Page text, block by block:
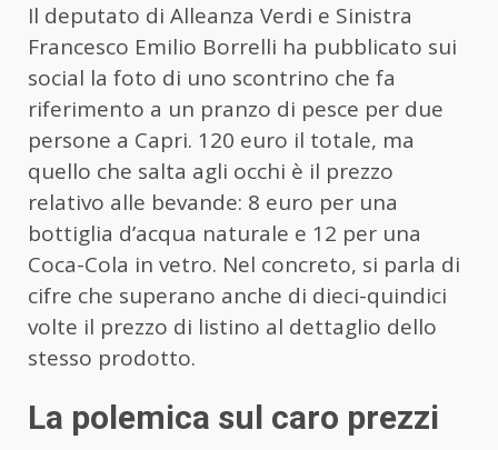
Il deputato di Alleanza Verdi e Sinistra
Francesco Emilio Borrelli ha pubblicato sui
social la foto di uno scontrino che fa
riferimento a un pranzo di pesce per due
persone a Capri. 120 euro il totale, ma
quello che salta agli occhi è il prezzo
relativo alle bevande: 8 euro per una
bottiglia d’acqua naturale e 12 per una
Coca-Cola in vetro. Nel concreto, si parla di
cifre che superano anche di dieci-quindici
volte il prezzo di listino al dettaglio dello
stesso prodotto.
La polemica sul caro prezzi